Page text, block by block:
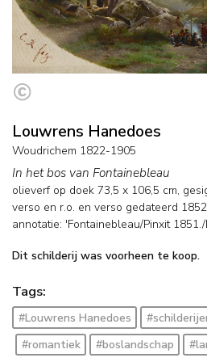
Louwrens Hanedoes
Woudrichem 1822-1905
In het bos van Fontainebleau
olieverf op doek 73,5 x 106,5 cm,
verso en r.o. en verso gedateerd 1852
annotatie: 'Fontainebleau/Pinxit
Dit schilderij was voorheen te koop.
Tags:
#Louwrens Hanedoes
#romantiek
#boslandschap